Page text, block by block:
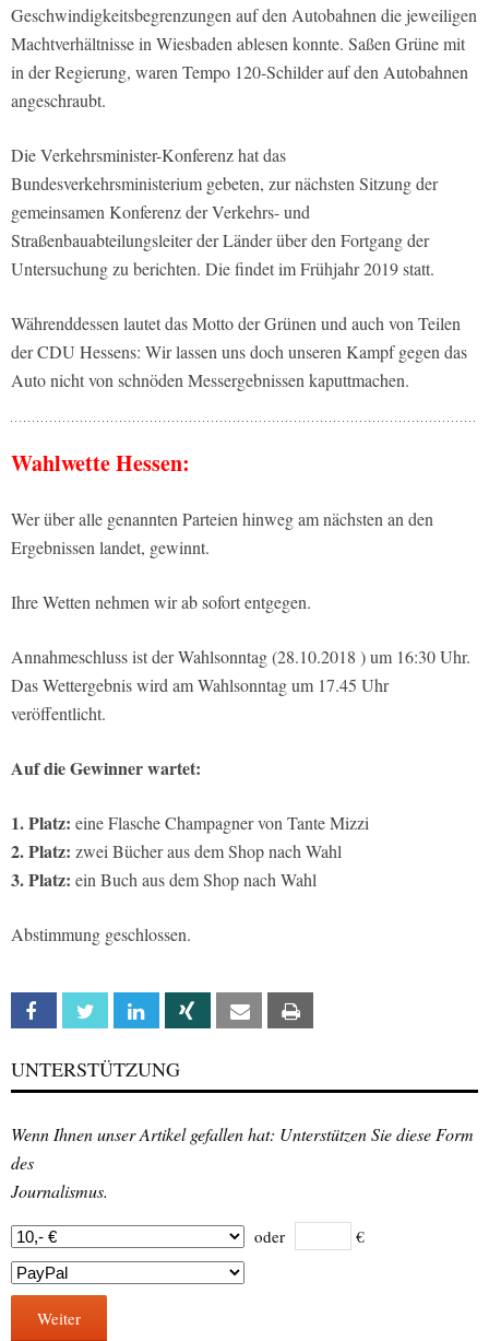
Geschwindigkeitsbegrenzungen auf den Autobahnen die jeweiligen
Machtverhältnisse in Wiesbaden ablesen konnte. Saßen Grüne mit
in der Regierung, waren Tempo 120-Schilder auf den Autobahnen
angeschraubt.
Die Verkehrsminister-Konferenz hat das
Bundesverkehrsministerium gebeten, zur nächsten Sitzung der
gemeinsamen Konferenz der Verkehrs- und
Straßenbauabteilungsleiter der Länder über den Fortgang der
Untersuchung zu berichten. Die findet im Frühjahr 2019 statt.
Währenddessen lautet das Motto der Grünen und auch von Teilen
der CDU Hessens: Wir lassen uns doch unseren Kampf gegen das
Auto nicht von schnöden Messergebnissen kaputtmachen.
Wahlwette Hessen:
Wer über alle genannten Parteien hinweg am nächsten an den
Ergebnissen landet, gewinnt.
Ihre Wetten nehmen wir ab sofort entgegen.
Annahmeschluss ist der Wahlsonntag (28.10.2018 ) um 16:30 Uhr.
Das Wettergebnis wird am Wahlsonntag um 17.45 Uhr
veröffentlicht.
Auf die Gewinner wartet:
1. Platz: eine Flasche Champagner von Tante Mizzi
2. Platz: zwei Bücher aus dem Shop nach Wahl
3. Platz: ein Buch aus dem Shop nach Wahl
Abstimmung geschlossen.
Facebook Twitter Linkedin Xing Email
UNTERSTÜTZUNG
Wenn Ihnen unser Artikel gefallen hat: Unterstützen Sie diese Form
des
Journalismus.
oder €
Weiter